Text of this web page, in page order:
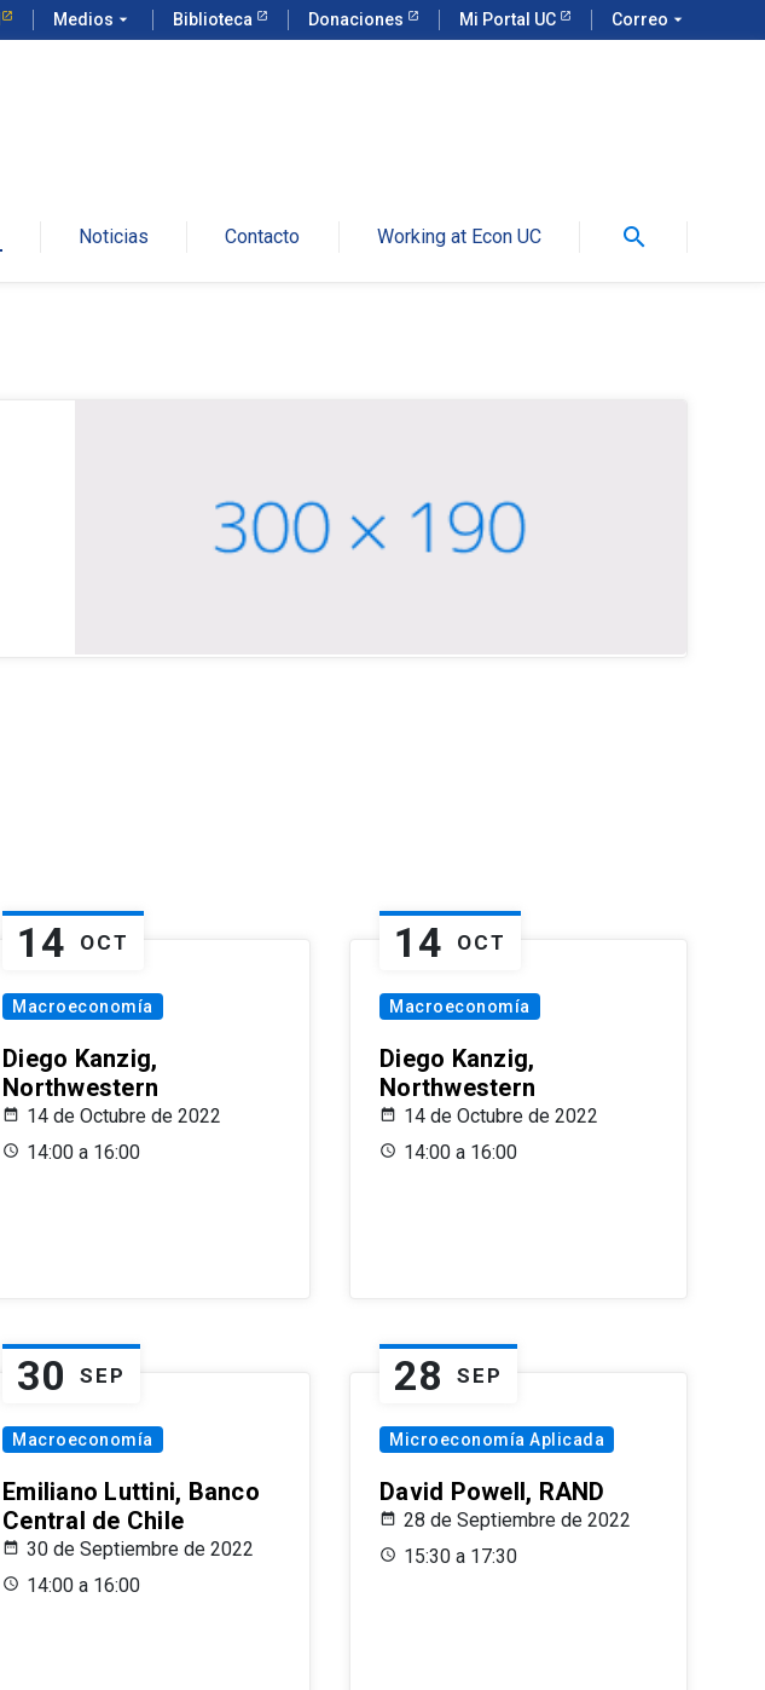
Medios arrow_drop_down Biblioteca Donaciones Mi Portal UC Correo arrow_drop_down
Noticias Contacto Working at Econ UC search
14 OCT
Macroeconomía
Diego Kanzig,
Northwestern
14 de Octubre de 2022
14:00 a 16:00
14 OCT
Macroeconomía
Diego Kanzig,
Northwestern
14 de Octubre de 2022
14:00 a 16:00
30 SEP
Macroeconomía
Emiliano Luttini, Banco
Central de Chile
30 de Septiembre de 2022
14:00 a 16:00
28 SEP
Microeconomía Aplicada
David Powell, RAND
28 de Septiembre de 2022
15:30 a 17:30